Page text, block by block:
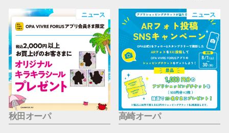
ニュース
秋田オーパ
ニュース
高崎オーパ
横浜ビ